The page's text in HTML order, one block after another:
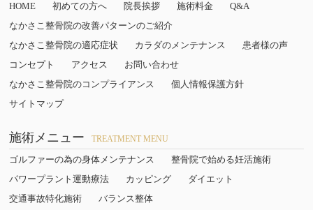
HOME 初めての方へ 院長挨拶 施術料金
Q&A
なかさこ整骨院の改善パターンのご紹介
なかさこ整骨院の適応症状
カラダのメンテナンス
患者様の声
コンセプト
アクセス
お問い合わせ
なかさこ整骨院のコンプライアンス
個人情報保護方針
サイトマップ
施術メニュー TREATMENT MENU
ゴルファーの為の身体メンテナンス
整骨院で始める妊活施術
パワープラント運動療法
カッピング
ダイエット
交通事故特化施術
バランス整体